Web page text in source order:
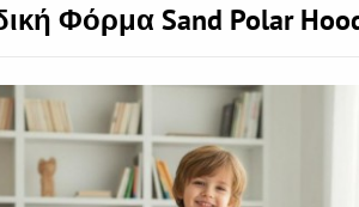
Φόρμα Sand Polar